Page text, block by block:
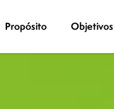
Propósito Objetivos
Propósito Objetivos